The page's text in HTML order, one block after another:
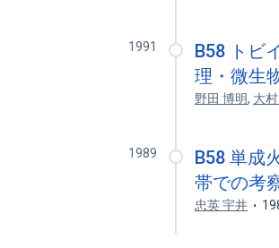
1991
B58 トビ
理・微生
野田 博明, 大
1989
B58 単成
帯での考
忠英 宇井